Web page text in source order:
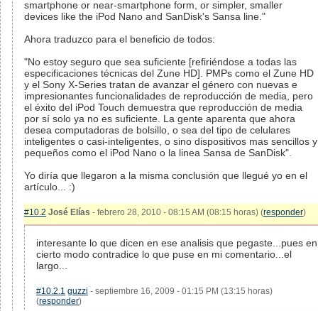
smartphone or near-smartphone form, or simpler, smaller
devices like the iPod Nano and SanDisk's Sansa line."
Ahora traduzco para el beneficio de todos:
"No estoy seguro que sea suficiente [refiriéndose a todas las
especificaciones técnicas del Zune HD]. PMPs como el Zune HD
y el Sony X-Series tratan de avanzar el género con nuevas e
impresionantes funcionalidades de reproducción de media, pero
el éxito del iPod Touch demuestra que reproducción de media
por sí solo ya no es suficiente. La gente aparenta que ahora
desea computadoras de bolsillo, o sea del tipo de celulares
inteligentes o casi-inteligentes, o sino dispositivos mas sencillos y
pequeños como el iPod Nano o la linea Sansa de SanDisk".
Yo diría que llegaron a la misma conclusión que llegué yo en el
artículo... :)
#10.2 José Elías - febrero 28, 2010 - 08:15 AM (08:15 horas) (responder)
interesante lo que dicen en ese analisis que pegaste...pues en
cierto modo contradice lo que puse en mi comentario...el
largo...
#10.2.1 guzzi - septiembre 16, 2009 - 01:15 PM (13:15 horas)
(responder)